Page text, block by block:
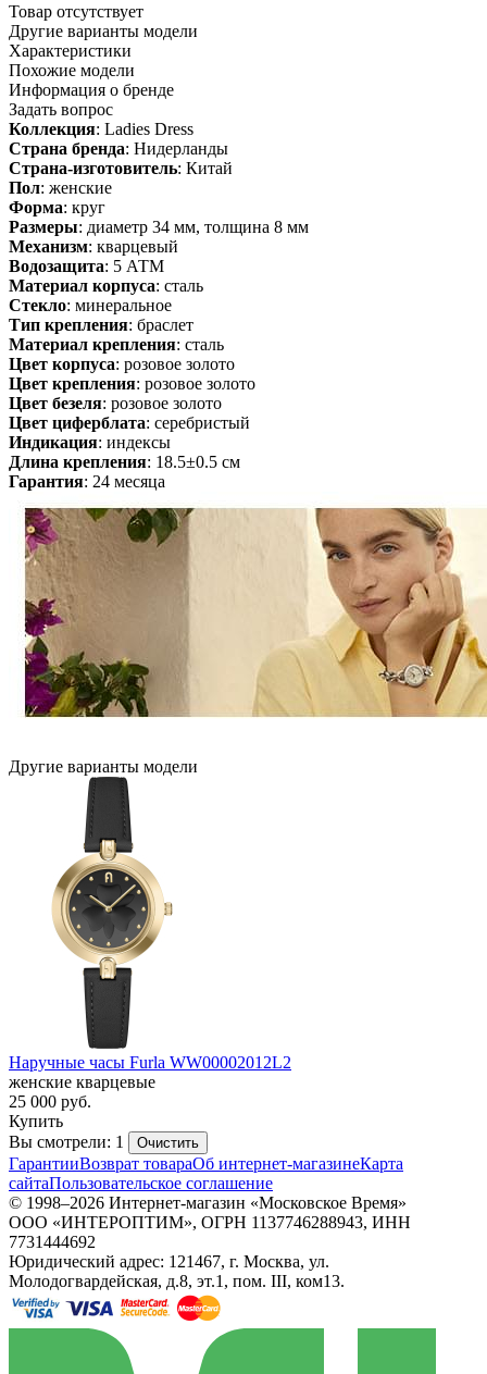
Товар отсутствует
Другие варианты модели
Характеристики
Похожие модели
Информация о бренде
Задать вопрос
Коллекция: Ladies Dress
Страна бренда: Нидерланды
Страна-изготовитель: Китай
Пол: женские
Форма: круг
Размеры: диаметр 34 мм, толщина 8 мм
Механизм: кварцевый
Водозащита: 5 АТМ
Материал корпуса: сталь
Стекло: минеральное
Тип крепления: браслет
Материал крепления: сталь
Цвет корпуса: розовое золото
Цвет крепления: розовое золото
Цвет безеля: розовое золото
Цвет циферблата: серебристый
Индикация: индексы
Длина крепления: 18.5±0.5 см
Гарантия: 24 месяца
Другие варианты модели
Наручные часы Furla WW00002012L2
женские кварцевые
25 000 руб.
Купить
Вы смотрели: 1
Очистить
ГарантииВозврат товараОб интернет-магазинеКарта
сайтаПользовательское соглашение
© 1998–2026 Интернет-магазин «Московское Время»
ООО «ИНТЕРОПТИМ», ОГРН 1137746288943, ИНН
7731444692
Юридический адрес: 121467, г. Москва, ул.
Молодогвардейская, д.8, эт.1, пом. III, ком13.